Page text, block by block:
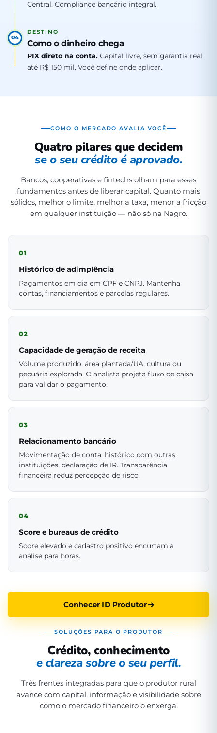
Central. Compliance bancário integral.
04
DESTINO
Como o dinheiro chega
PIX direto na conta. Capital livre, sem garantia real
até R$ 150 mil. Você define onde aplicar.
COMO O MERCADO AVALIA VOCÊ
Quatro pilares que decidem
se o seu crédito é aprovado.
Bancos, cooperativas e fintechs olham para esses
fundamentos antes de liberar capital. Quanto mais
sólidos, melhor o limite, melhor a taxa, menor a fricção
em qualquer instituição — não só na Nagro.
01
Histórico de adimplência
Pagamentos em dia em CPF e CNPJ. Mantenha
contas, financiamentos e parcelas regulares.
02
Capacidade de geração de receita
Volume produzido, área plantada/UA, cultura ou
pecuária explorada. O analista projeta fluxo de caixa
para validar o pagamento.
03
Relacionamento bancário
Movimentação de conta, histórico com outras
instituições, declaração de IR. Transparência
financeira reduz percepção de risco.
04
Score e bureaus de crédito
Score elevado e cadastro positivo encurtam a
análise para horas.
Conhecer ID Produtor
SOLUÇÕES PARA O PRODUTOR
Crédito, conhecimento
e clareza sobre o seu perfil.
Três frentes integradas para que o produtor rural
avance com capital, informação e visibilidade sobre
como o mercado financeiro o enxerga.